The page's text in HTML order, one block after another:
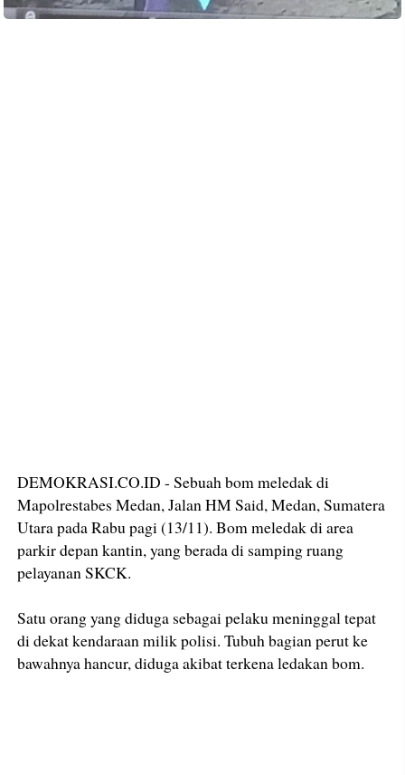
DEMOKRASI.CO.ID - Sebuah bom meledak di
Mapolrestabes Medan, Jalan HM Said, Medan, Sumatera
Utara pada Rabu pagi (13/11). Bom meledak di area
parkir depan kantin, yang berada di samping ruang
pelayanan SKCK.
Satu orang yang diduga sebagai pelaku meninggal tepat
di dekat kendaraan milik polisi. Tubuh bagian perut ke
bawahnya hancur, diduga akibat terkena ledakan bom.